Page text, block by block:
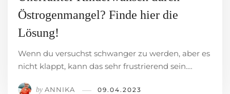
Östrogenmangel? Finde hier die
Lösung!
Wenn du versuchst schwanger zu werden, aber es
nicht klappt, kann das sehr frustrierend sein.…
by ANNIKA 09.04.2023